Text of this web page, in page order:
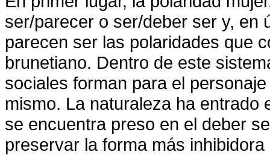
ser/parecer o ser/deber ser y, en
parecen ser las polaridades que
brunetiano. Dentro de este
sociales forman para el
mismo. La naturaleza ha entrado
se encuentra preso en el deber
preservar la forma más